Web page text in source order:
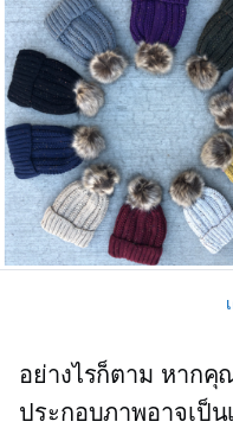
อย่างไรก็ตาม หากคุ
ประกอบภาพอาจเป็น